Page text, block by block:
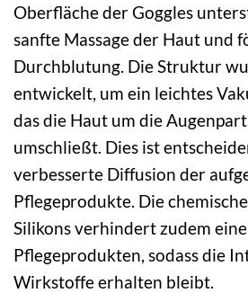
Oberfläche der Goggles
sanfte Massage der Haut und
Durchblutung. Die Struktur
entwickelt, um ein leichtes
das die Haut um die
umschließt. Dies ist
verbesserte Diffusion der
Pflegeprodukte. Die
Silikons verhindert zudem
Pflegeprodukten, sodass die
Wirkstoffe erhalten bleibt.